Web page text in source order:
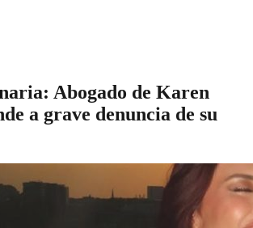
Abogado de Karen
a grave denuncia de su